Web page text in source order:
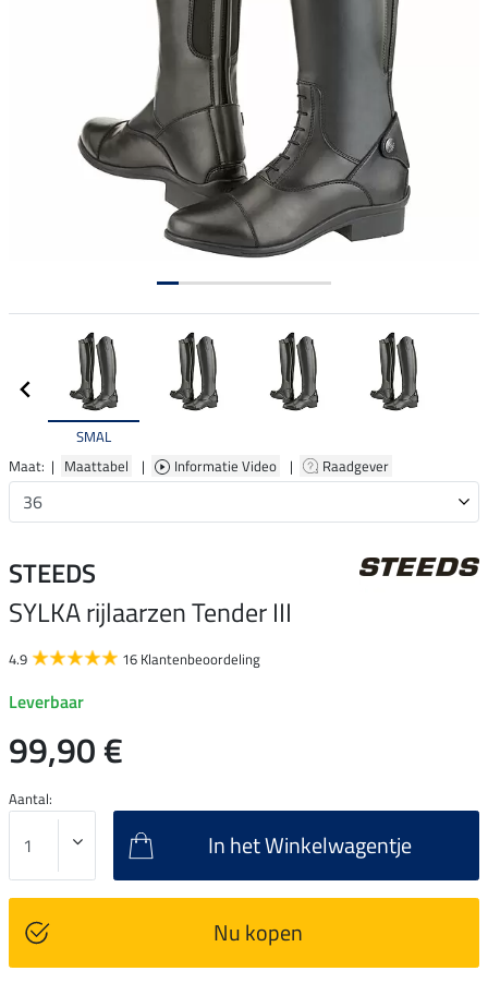
SMAL
Maat: | Maattabel | Informatie Video | Raadgever
STEEDS
SYLKA rijlaarzen Tender III
4.9 16 Klantenbeoordeling
Leverbaar
99,90 €
Aantal:
In het Winkelwagentje
Nu kopen